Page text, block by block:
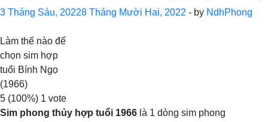
3 Tháng Sáu, 20228 Tháng Mười Hai, 2022 - by NdhPhong
Làm thế nào để
chọn sim hợp
tuổi Bính Ngọ
(1966)
5 (100%) 1 vote
Sim phong thủy hợp tuổi 1966 là 1 dòng sim phong